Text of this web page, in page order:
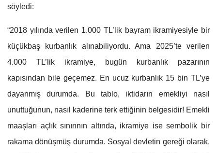
söyledi:
“2018 yılında verilen 1.000 TL’lik bayram ikramiyesiyle bir
küçükbaş kurbanlık alınabiliyordu. Ama 2025’te verilen
4.000 TL’lik ikramiye, bugün kurbanlık pazarının
kapısından bile geçemez. En ucuz kurbanlık 15 bin TL’ye
dayanmış durumda. Bu tablo, iktidarın emekliyi nasıl
unuttuğunun, nasıl kaderine terk ettiğinin belgesidir! Emekli
maaşları açlık sınırının altında, ikramiye ise sembolik bir
rakama dönüşmüş durumda. Sosyal devletin gereği olarak,